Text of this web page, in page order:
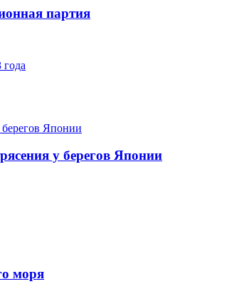
партия
года
у берегов Японии
моря